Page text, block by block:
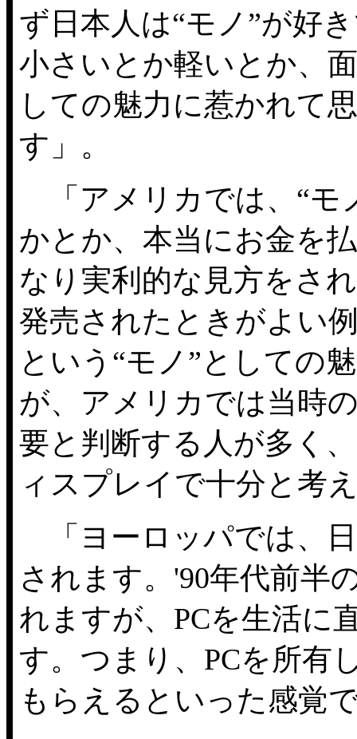
ず日本人は“モノ”が好
小さいとか軽いとか、
しての魅力に惹かれて
す」。
「アメリカでは、“モ
かとか、本当にお金を
なり実利的な見方をさ
発売されたときがよい
という“モノ”としての
が、アメリカでは当時
要と判断する人が多く
ィスプレイで十分と考
「ヨーロッパでは、
されます。'90年代前半
れますが、PCを生活に
す。つまり、PCを所有
もらえるといった感覚